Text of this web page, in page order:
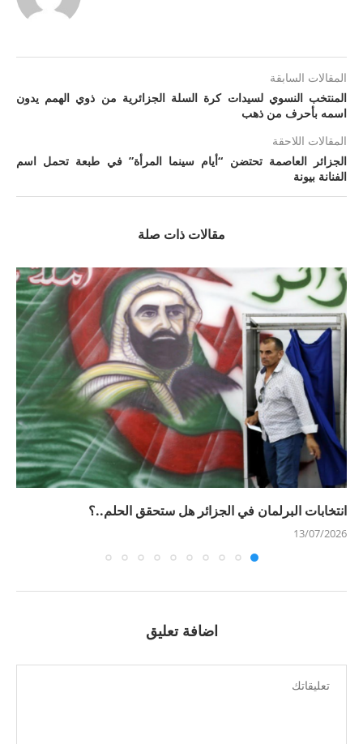
المقالات السابقة
المنتخب النسوي لسيدات كرة السلة الجزائرية من ذوي الهمم يدون
اسمه بأحرف من ذهب
المقالات اللاحقة
الجزائر العاصمة تحتضن “أيام سينما المرأة” في طبعة تحمل اسم
الفنانة بيونة
مقالات ذات صلة
انتخابات البرلمان في الجزائر هل ستحقق الحلم..؟
13/07/2026
اضافة تعليق